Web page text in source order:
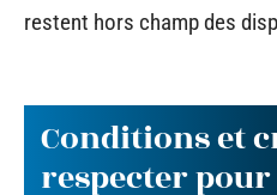
restent hors champ des
Conditions et
respecter